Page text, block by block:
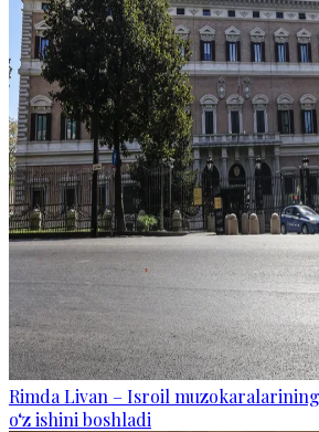
Rimda Livan – Isroil
o‘z ishini boshladi